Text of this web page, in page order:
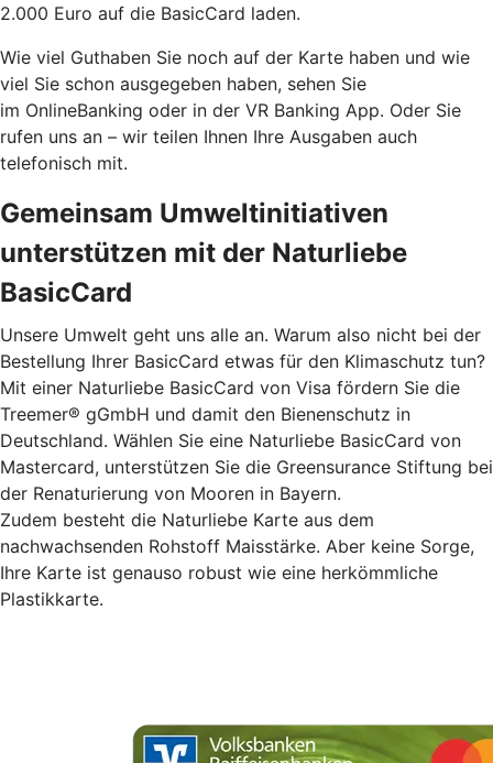
2.000 Euro auf die BasicCard laden.
Wie viel Guthaben Sie noch auf der Karte haben und wie
viel Sie schon ausgegeben haben, sehen Sie
im OnlineBanking oder in der VR Banking App. Oder Sie
rufen uns an – wir teilen Ihnen Ihre Ausgaben auch
telefonisch mit.
Gemeinsam Umweltinitiativen
unterstützen mit der Naturliebe
BasicCard
Unsere Umwelt geht uns alle an. Warum also nicht bei der
Bestellung Ihrer BasicCard etwas für den Klimaschutz tun?
Mit einer Naturliebe BasicCard von Visa fördern Sie die
Treemer® gGmbH und damit den Bienenschutz in
Deutschland. Wählen Sie eine Naturliebe BasicCard von
Mastercard, unterstützen Sie die Greensurance Stiftung bei
der Renaturierung von Mooren in Bayern.
Zudem besteht die Naturliebe Karte aus dem
nachwachsenden Rohstoff Maisstärke. Aber keine Sorge,
Ihre Karte ist genauso robust wie eine herkömmliche
Plastikkarte.